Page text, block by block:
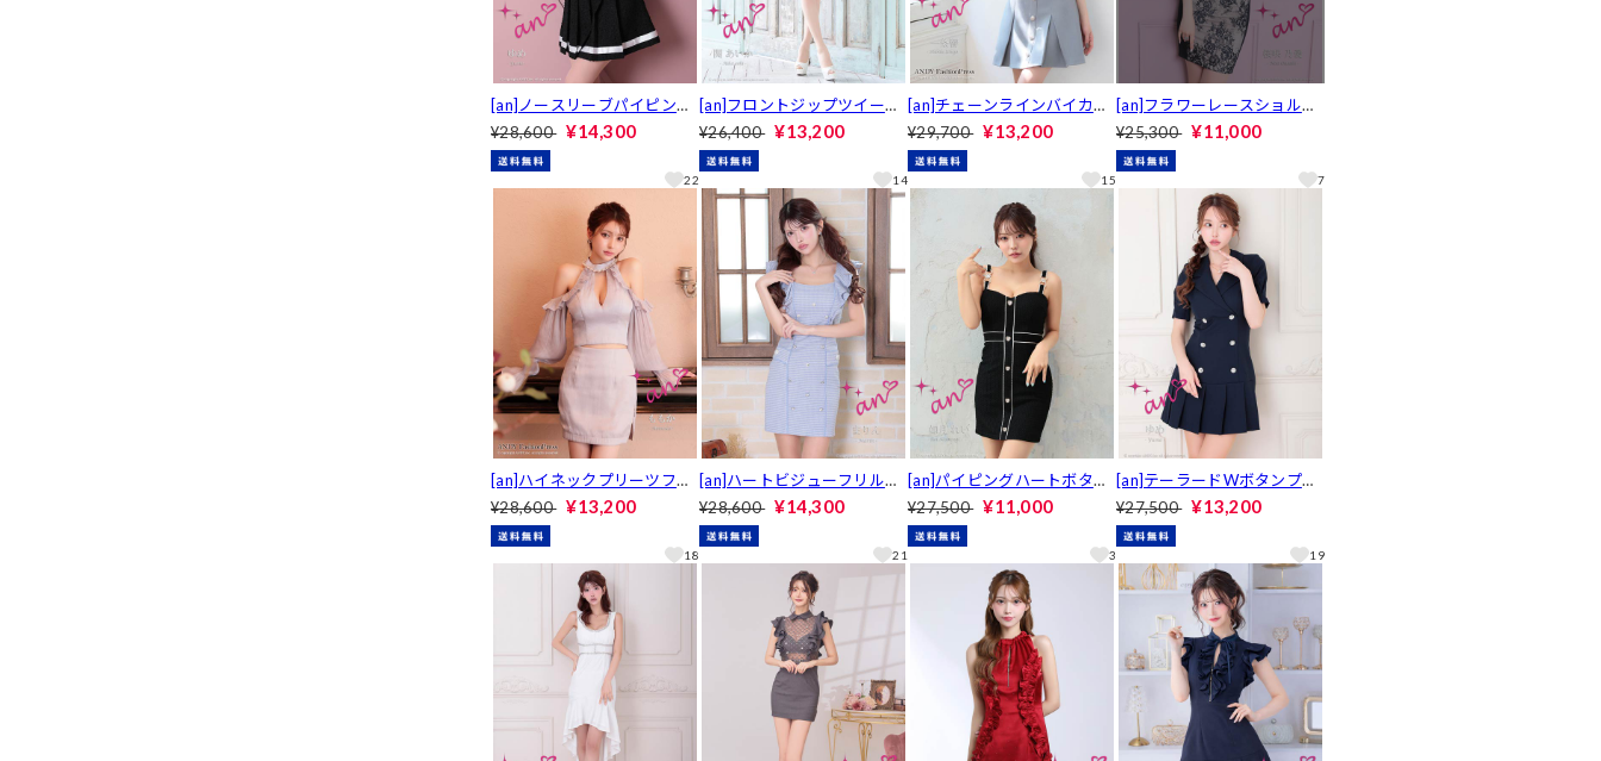
[an]ノースリーブパイピング
プリーツAラインミニ丈キャ
バドレス[AOC-3406]
¥28,600 ¥14,300
22
[an]フロントジップツイード
チェーンラインタイトミニ丈
キャバドレス[AOC-3706]
¥26,400 ¥13,200
14
[an]チェーンラインバイカラ
ーボックスプリ―ツセットア
ップドレス[AOC-3683]
¥29,700 ¥13,200
15
[an]フラワーレースショルダ
ーリボンサイド切り替えタイ
トミニ丈キャバドレス[AOC-
3591]
¥25,300 ¥11,000
7
[an]ハイネックプリーツフリ
ルオープンショルダータイト
ミニセットアップ[AOC-379
3]
¥28,600 ¥13,200
18
[an]ハートビジューフリルフ
ロントラインタイトミニ丈キ
ャバドレス[AOC-3845]
¥28,600 ¥14,300
21
[an]パイピングハートボタン
2wayリボンチュール袖タイ
トミニ丈キャバドレス[AOC-
3842]
¥27,500 ¥11,000
3
[an]テーラードWボタンプリ
ーツAラインミニ丈キャバド
レス[AOC-3895]
¥27,500 ¥13,200
19